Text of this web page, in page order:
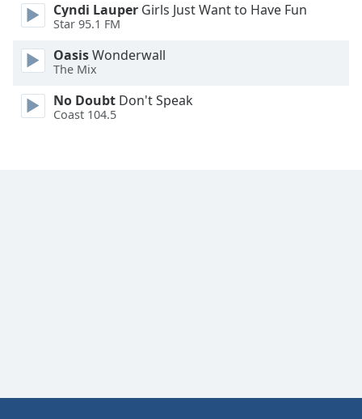
Font
Size
Text
Edge
Cyndi Lauper Girls Just Want to Have Fun
Star 95.1 FM
OasisWonderwall
The Mix
No Doubt Don't Speak
Coast 104.5